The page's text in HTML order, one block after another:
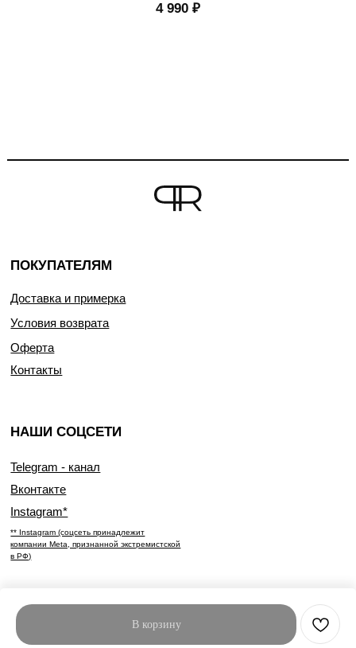
В корзину
4 990 ₽
ПОКУПАТЕЛЯМ
НАШИ СОЦСЕТИ
Telegram - канал
Вконтакте
Instagram*
** Instagram (соцсеть принадлежит
компании Meta, признанной экстремистской
в РФ)
Доставка и примерка
Условия возврата
Оферта
Контакты